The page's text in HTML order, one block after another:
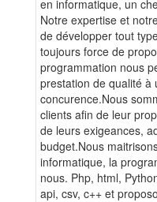
en informatique, un
Notre expertise et
de développer tout
toujours force de
programmation nous
prestation de qualité à
concurence.Nous
clients afin de leur
de leurs exigeances,
budget.Nous
informatique, la
nous. Php, html,
api, csv, c++ et